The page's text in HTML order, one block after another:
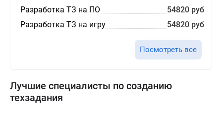
Разработка ТЗ на ПО
54820 руб
Разработка ТЗ на игру
54820 руб
Посмотреть все
Лучшие специалисты по созданию
техзадания